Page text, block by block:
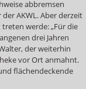
abbremsen
AKWL. Aber derzeit
werde: „Für die
drei Jahren
der weiterhin
vor Ort anmahnt.
flächendeckende